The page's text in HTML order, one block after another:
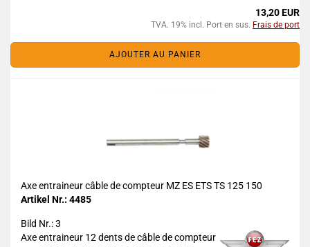
13,20 EUR
TVA. 19% incl. Port en sus. Frais de port
AJOUTER AU PANIER
Axe entraineur câble de compteur MZ ES ETS TS 125 150
Artikel Nr.: 4485
Bild Nr.: 3
Axe entraineur 12 dents de câble de compteur